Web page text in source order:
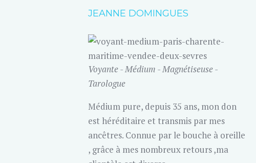
JEANNE DOMINGUES
Voyante - Médium - Magnétiseuse -
Tarologue
Médium pure, depuis 35 ans, mon don
est héréditaire et transmis par mes
ancêtres. Connue par le bouche à oreille
, grâce à mes nombreux retours ,ma